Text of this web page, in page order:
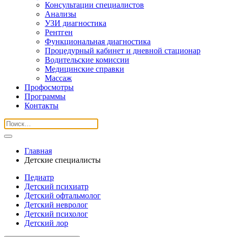
Консультации специалистов
Анализы
УЗИ диагностика
Рентген
Функциональная диагностика
Процедурный кабинет и дневной стационар
Водительские комиссии
Медицинские справки
Массаж
Профосмотры
Программы
Контакты
Главная
Детские специалисты
Педиатр
Детский психиатр
Детский офтальмолог
Детский невролог
Детский психолог
Детский лор